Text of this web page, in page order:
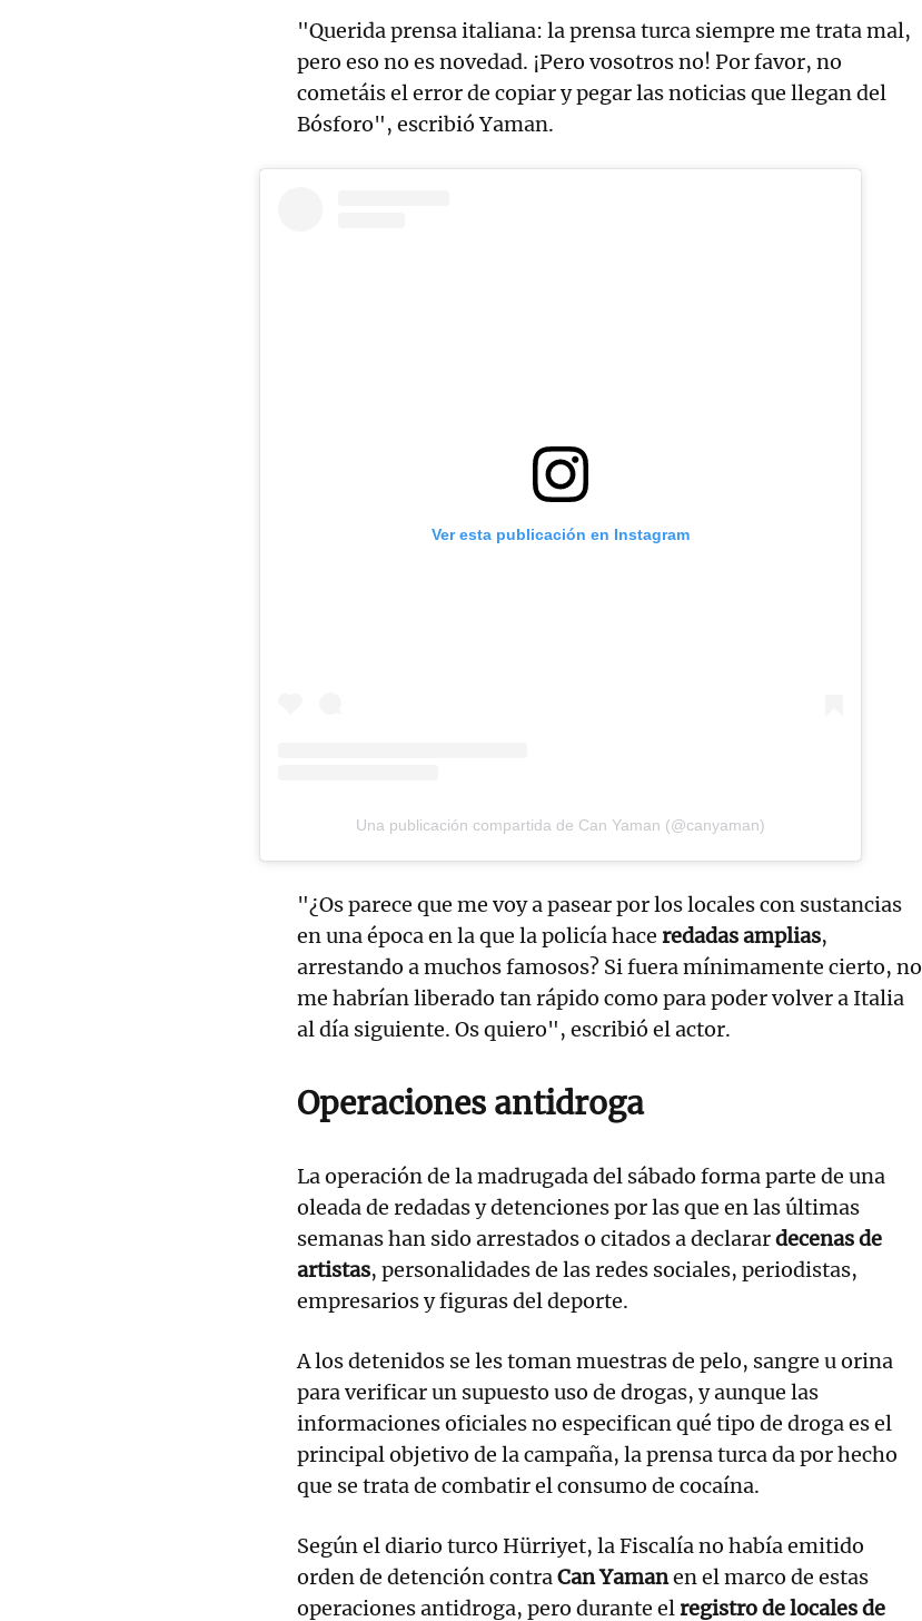
"Querida prensa italiana: la prensa turca siempre me trata mal,
pero eso no es novedad. ¡Pero vosotros no! Por favor, no
cometáis el error de copiar y pegar las noticias que llegan del
Bósforo", escribió Yaman.
Ver esta publicación en Instagram
Una publicación compartida de Can Yaman (@canyaman)
"¿Os parece que me voy a pasear por los locales con sustancias
en una época en la que la policía hace redadas amplias,
arrestando a muchos famosos? Si fuera mínimamente cierto, no
me habrían liberado tan rápido como para poder volver a Italia
al día siguiente. Os quiero", escribió el actor.
Operaciones antidroga
La operación de la madrugada del sábado forma parte de una
oleada de redadas y detenciones por las que en las últimas
semanas han sido arrestados o citados a declarardecenas de
artistas, personalidades de las redes sociales, periodistas,
empresarios y figuras del deporte.
A los detenidos se les toman muestras de pelo, sangre u orina
para verificar un supuesto uso de drogas, y aunque las
informaciones oficiales no especifican qué tipo de droga es el
principal objetivo de la campaña, la prensa turca da por hecho
que se trata de combatir el consumo de cocaína.
Según el diario turco Hürriyet, la Fiscalía no había emitido
orden de detención contraCan Yamanen el marco de estas
operaciones antidroga, pero durante elregistro de locales de